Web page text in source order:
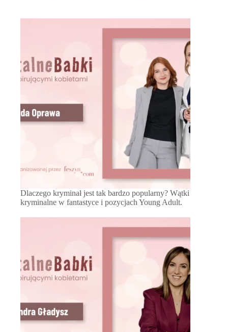
Dlaczego kryminał jest tak bardzo popularny? Wątki
kryminalne w fantastyce i pozycjach Young Adult.